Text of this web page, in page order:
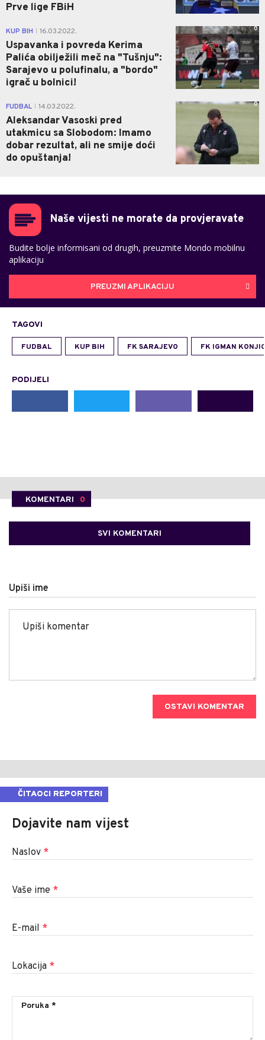
Prve lige FBiH
KUP BIH 16.03.2022.
Uspavanka i povreda Kerima
Palića obilježili meč na "Tušnju":
Sarajevo u polufinalu, a "bordo"
igrač u bolnici!
0
FUDBAL 14.03.2022.
Aleksandar Vasoski pred
utakmicu sa Slobodom: Imamo
dobar rezultat, ali ne smije doći
do opuštanja!
0
Naše vijesti ne morate da provjeravate
Budite bolje informisani od drugih, preuzmite Mondo mobilnu
aplikaciju
PREUZMI APLIKACIJU
TAGOVI
FUDBAL KUP BIH FK SARAJEVO FK IGMAN KONJIC
PODIJELI
KOMENTARI 0
SVI KOMENTARI
Upiši ime
OSTAVI KOMENTAR
ČITAOCI REPORTERI
Dojavite nam vijest
Naslov *
Vaše ime *
E-mail *
Lokacija *